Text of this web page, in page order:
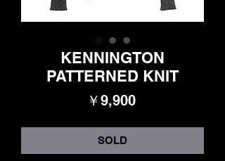
KENNINGTON
PATTERNED KNIT
￥9,900価
SOLD